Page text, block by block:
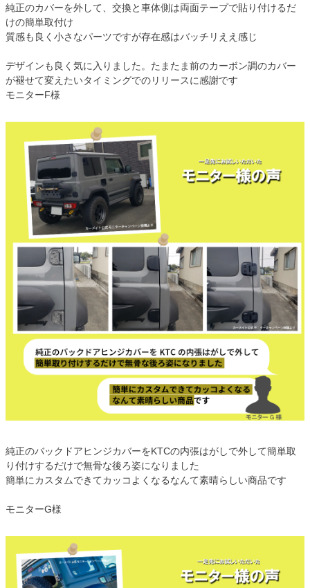
純正のカバーを外して、交換と車体側は両面テープで貼り付けるだ
けの簡単取付け
質感も良く小さなパーツですが存在感はバッチリええ感じ
デザインも良く気に入りました。たまたま前のカーボン調のカバー
が褪せて変えたいタイミングでのリリースに感謝です
モニターF様
純正のバックドアヒンジカバーをKTCの内張はがしで外して簡単取
り付けするだけで無骨な後ろ姿になりました
簡単にカスタムできてカッコよくなるなんて素晴らしい商品です
モニターG様